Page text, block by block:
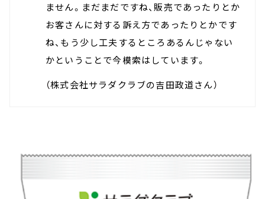
ません。まだまだですね、販売であったりとか
お客さんに対する訴え方であったりとかです
ね、もう少し工夫するところあるんじゃない
かということで今模索はしています。
（株式会社サラダクラブの吉田政道さん）